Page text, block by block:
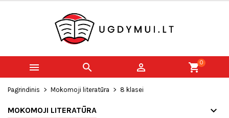
   shopping_cart0
Pagrindinis Mokomoji literatūra 8 klasei
MOKOMOJI LITERATŪRA